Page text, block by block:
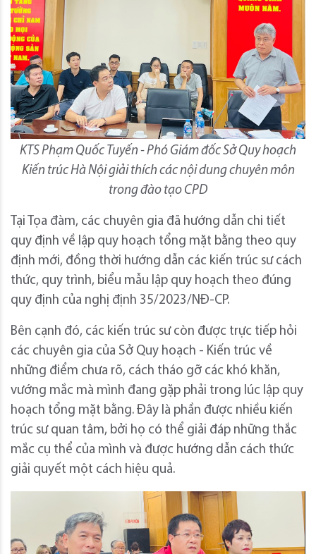
KTS Phạm Quốc Tuyến - Phó Giám đốc Sở Quy hoạch
Kiến trúc Hà Nội giải thích các nội dung chuyên môn
trong đào tạo CPD
Tại Tọa đàm, các chuyên gia đã hướng dẫn chi tiết
quy định về lập quy hoạch tổng mặt bằng theo quy
định mới, đồng thời hướng dẫn các kiến trúc sư cách
thức, quy trình, biểu mẫu lập quy hoạch theo đúng
quy định của nghị định 35/2023/NĐ-CP.
Bên cạnh đó, các kiến trúc sư còn được trực tiếp hỏi
các chuyên gia của Sở Quy hoạch - Kiến trúc về
những điểm chưa rõ, cách tháo gỡ các khó khăn,
vướng mắc mà mình đang gặp phải trong lúc lập quy
hoạch tổng mặt bằng. Đây là phần được nhiều kiến
trúc sư quan tâm, bởi họ có thể giải đáp những thắc
mắc cụ thể của mình và được hướng dẫn cách thức
giải quyết một cách hiệu quả.